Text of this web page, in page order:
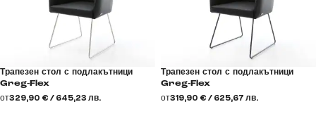
Трапезен стол с подлакътници
Greg-Flex
от329,90 € / 645,23 лв.
Трапезен стол с подлакътници
Greg-Flex
от319,90 € / 625,67 лв.